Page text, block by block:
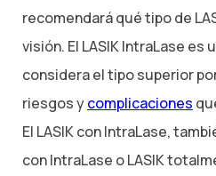
recomendará qué tipo de
visión. El LASIK IntraLase es
considera el tipo superior
riesgos ycomplicaciones
El LASIK con IntraLase,
con IntraLase o LASIK